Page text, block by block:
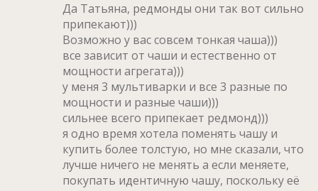
Да Татьяна, редмонды они так вот сильно
припекают)))
Возможно у вас совсем тонкая чаша)))
все зависит от чаши и естественно от
мощности агрегата)))
у меня 3 мультиварки и все 3 разные по
мощности и разные чаши)))
сильнее всего припекает редмонд)))
я одно время хотела поменять чашу и
купить более толстую, но мне сказали, что
лучше ничего не менять а если меняете,
покупать идентичную чашу, поскольку её